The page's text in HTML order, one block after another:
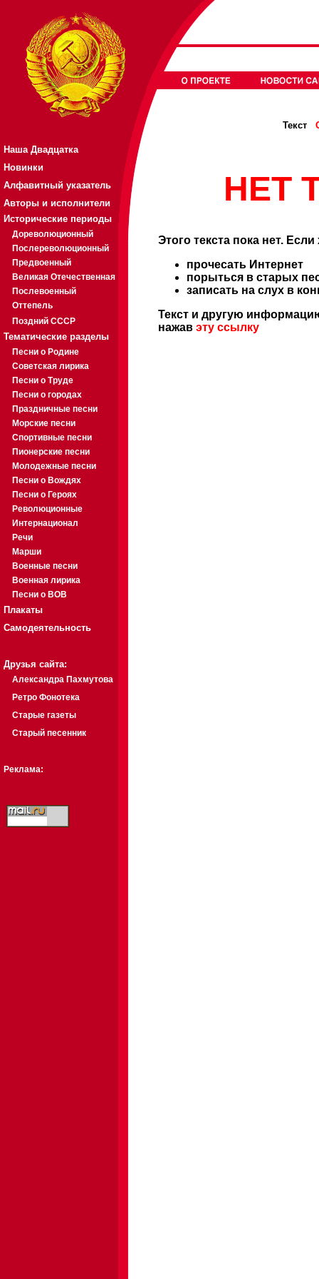
Наша Двадцатка
Новинки
Алфавитный указатель
Авторы и исполнители
Исторические периоды
Дореволюционный
Послереволюционный
Предвоенный
Великая Отечественная
Послевоенный
Оттепель
Поздний СССР
Тематические разделы
Песни о Родине
Советская лирика
Песни о Труде
Песни о городах
Праздничные песни
Морские песни
Спортивные песни
Пионерские песни
Молодежные песни
Песни о Вождях
Песни о Героях
Революционные
Интернационал
Речи
Марши
Военные песни
Военная лирика
Песни о ВОВ
Плакаты
Самодеятельность
Друзья сайта:
Александра Пахмутова
Ретро Фонотека
Старые газеты
Старый песенник
Реклама:
Текст
НЕТ
Этого текста пока нет.
прочесать Интернет
порыться в старых
записать на слух в
Текст и другую
нажав эту ссылку